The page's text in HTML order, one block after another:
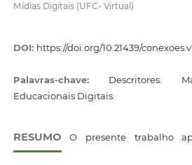
Mídias Digitais (UFC- Virtual)
DOI: https://doi.org/10.21439/
Palavras-chave: Descritores.
Educacionais Digitais.
RESUMO O presente trabalho